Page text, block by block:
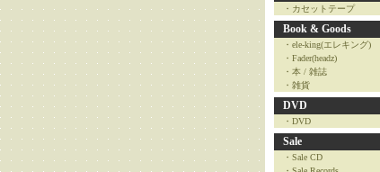
・カセットテープ
Book & Goods
・ele-king(エレキング)
・Fader(headz)
・本 / 雑誌
・雑貨
DVD
・DVD
Sale
・Sale CD